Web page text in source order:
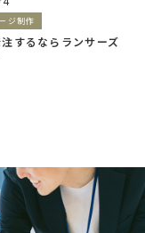
ジ制作
するならランサーズ